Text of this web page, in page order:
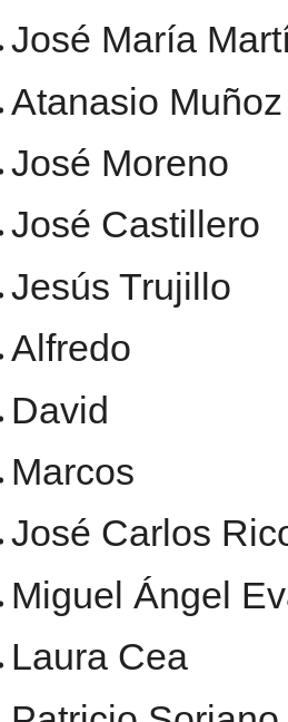
José María
Atanasio Muñoz
José Moreno
José Castillero
Jesús Trujillo
Alfredo
David
Marcos
José Carlos
Miguel Ángel
Laura Cea